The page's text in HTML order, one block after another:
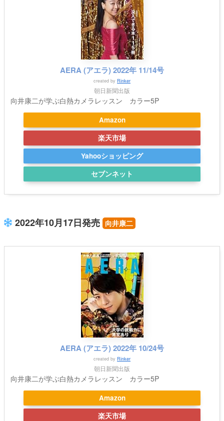
AERA (アエラ) 2022年 11/14号
created by Rinker
朝日新聞出版
向井康二が学ぶ白熱カメラレッスン カラー5P
Amazon
楽天市場
Yahooショッピング
セブンネット
2022年10月17日発売 向井康二
AERA (アエラ) 2022年 10/24号
created by Rinker
朝日新聞出版
向井康二が学ぶ白熱カメラレッスン カラー5P
Amazon
楽天市場